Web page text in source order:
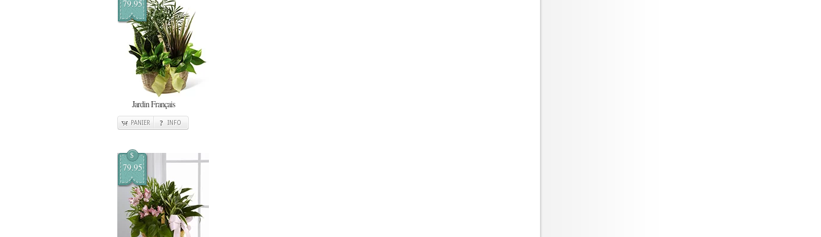
79.95
Jardin Français
PANIER INFO
$
79.95